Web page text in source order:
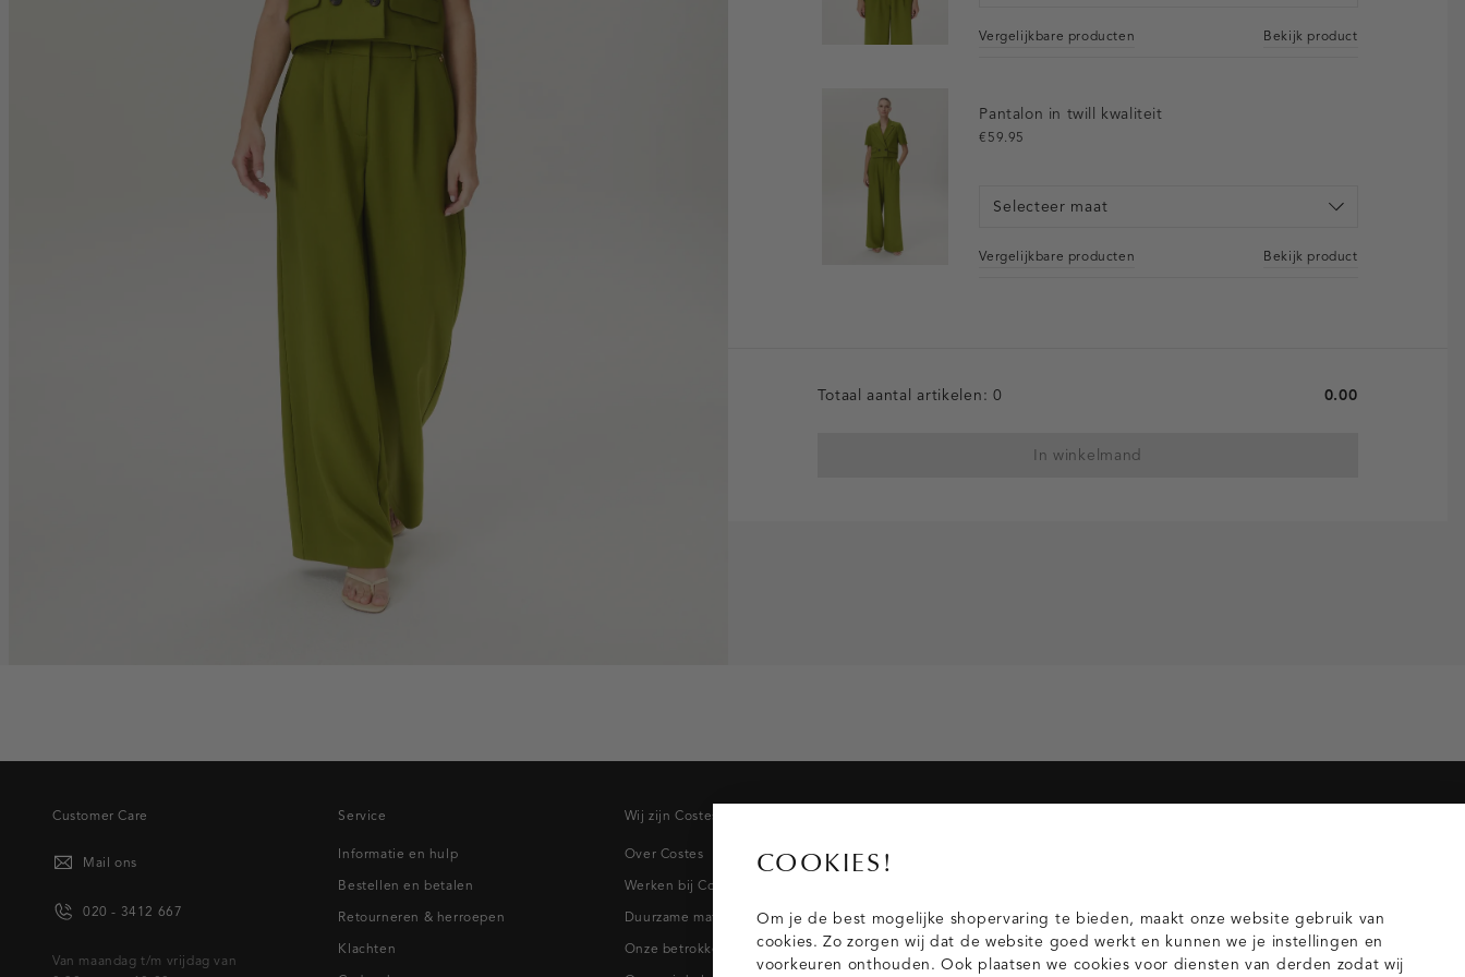
Vergelijkbare producten Bekijk product
Pantalon in twill kwaliteit
€59.95
Selecteer maat
Vergelijkbare producten Bekijk product
Totaal aantal artikelen: 0 0.00
In winkelmand
Customer Care
Mail ons
020 - 3412 667
Van maandag t/m vrijdag van
Service
Informatie en hulp
Bestellen en betalen
Retourneren & herroepen
Klachten
Wij zijn Costes
Over Costes
Werken bij Costes
Duurzame materialen
Onze betrokkenheid
Blazers & gilets
Blouses
COOKIES!
Om je de best mogelijke shopervaring te bieden, maakt onze website gebruik van
cookies. Zo zorgen wij dat de website goed werkt en kunnen we je instellingen en
voorkeuren onthouden. Ook plaatsen we cookies voor diensten van derden zodat wij